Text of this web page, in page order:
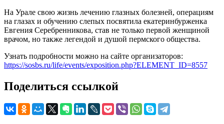
На Урале свою жизнь лечению глазных болезней, операциям
на глазах и обучению слепых посвятила екатеринбурженка
Евгения Серебренникова, став не только первой женщиной
врачом, но также легендой и душой пермского общества.
Узнать подробности можно на сайте организаторов:
https://sosbs.ru/life/events/exposition.php?ELEMENT_ID=8557
Поделиться ссылкой